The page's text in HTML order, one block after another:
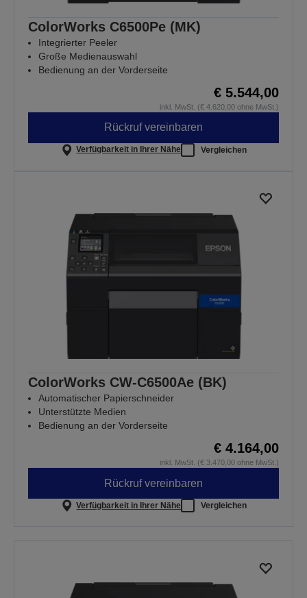
ColorWorks C6500Pe (MK)
Integrierter Peeler
Große Medienauswahl
Bedienung an der Vorderseite
€ 5.544,00
inkl. MwSt. (€ 4.620,00 ohne MwSt.)
Rückruf vereinbaren
Verfügbarkeit in Ihrer Nähe Vergleichen
ColorWorks CW-C6500Ae (BK)
Automatischer Papierschneider
Unterstützte Medien
Bedienung an der Vorderseite
€ 4.164,00
inkl. MwSt. (€ 3.470,00 ohne MwSt.)
Rückruf vereinbaren
Verfügbarkeit in Ihrer Nähe Vergleichen